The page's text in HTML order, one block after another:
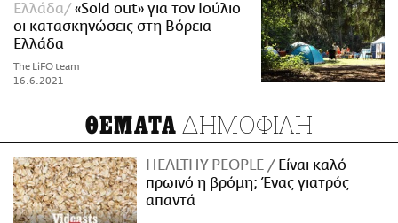
Ελλάδα
«Sold out» για τον Ιούλιο
οι κατασκηνώσεις στη Βόρεια
Ελλάδα
The LiFO team
16.6.2021
ΘΕΜΑΤΑ ΔΗΜΟΦΙΛΗ
HEALTHY PEOPLE
Είναι καλό
πρωινό η βρόμη; Ένας γιατρός
απαντά